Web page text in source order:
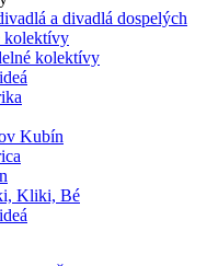
a divadlá dospelých
kolektívy
kolektívy
Kubín
Kliki, Bé